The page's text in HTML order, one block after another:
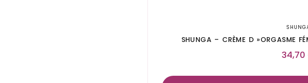
SHUNGA – CRÈME D »ORGASME
34,70